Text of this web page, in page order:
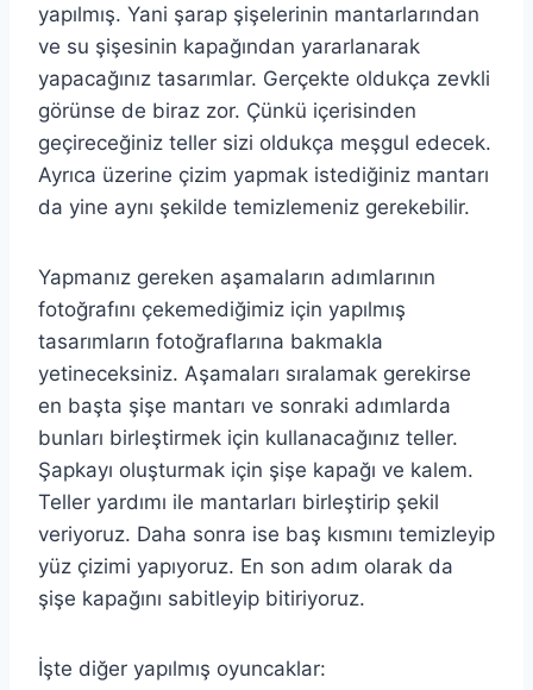
yapılmış. Yani şarap şişelerinin mantarlarından
ve su şişesinin kapağından yararlanarak
yapacağınız tasarımlar. Gerçekte oldukça zevkli
görünse de biraz zor. Çünkü içerisinden
geçireceğiniz teller sizi oldukça meşgul edecek.
Ayrıca üzerine çizim yapmak istediğiniz mantarı
da yine aynı şekilde temizlemeniz gerekebilir.
Yapmanız gereken aşamaların adımlarının
fotoğrafını çekemediğimiz için yapılmış
tasarımların fotoğraflarına bakmakla
yetineceksiniz. Aşamaları sıralamak gerekirse
en başta şişe mantarı ve sonraki adımlarda
bunları birleştirmek için kullanacağınız teller.
Şapkayı oluşturmak için şişe kapağı ve kalem.
Teller yardımı ile mantarları birleştirip şekil
veriyoruz. Daha sonra ise baş kısmını temizleyip
yüz çizimi yapıyoruz. En son adım olarak da
şişe kapağını sabitleyip bitiriyoruz.
İşte diğer yapılmış oyuncaklar: